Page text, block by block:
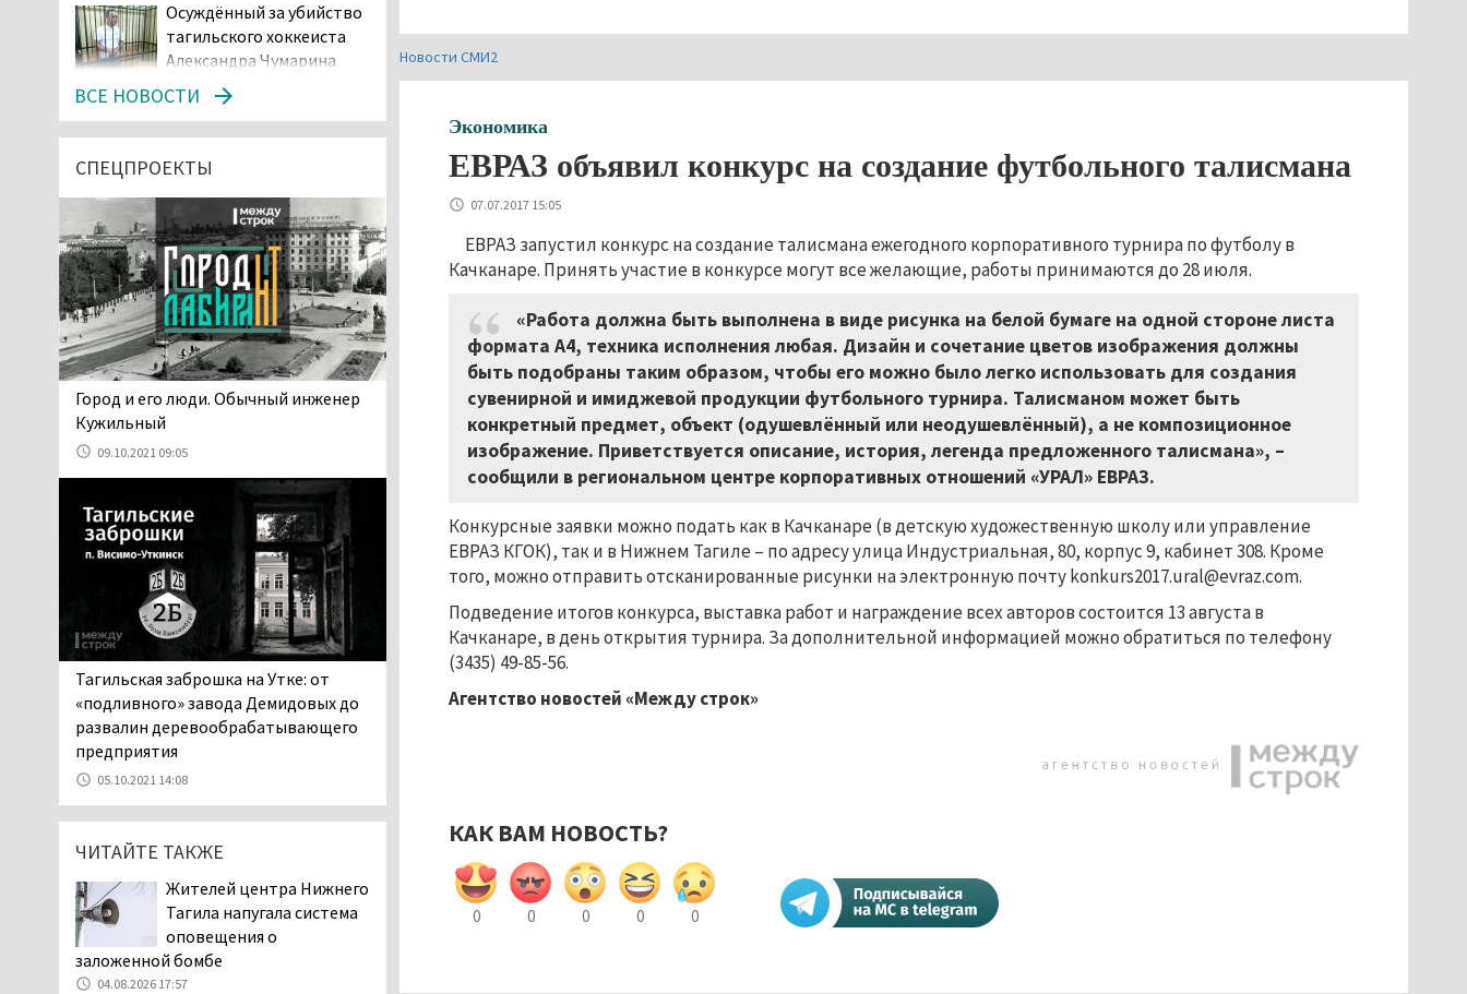
Новости СМИ2
Экономика
ЕВРАЗ объявил конкурс на создание футбольного талисмана
07.07.2017 15:05
ЕВРАЗ запустил конкурс на создание талисмана ежегодного корпоративного турнира по футболу в
Качканаре. Принять участие в конкурсе могут все желающие, работы принимаются до 28 июля.
«Работа должна быть выполнена в виде рисунка на белой бумаге на одной стороне листа
формата А4, техника исполнения любая. Дизайн и сочетание цветов изображения должны
быть подобраны таким образом, чтобы его можно было легко использовать для создания
сувенирной и имиджевой продукции футбольного турнира. Талисманом может быть
конкретный предмет, объект (одушевлённый или неодушевлённый), а не композиционное
изображение. Приветствуется описание, история, легенда предложенного талисмана», –
сообщили в региональном центре корпоративных отношений «УРАЛ» ЕВРАЗ.
Конкурсные заявки можно подать как в Качканаре (в детскую художественную школу или управление
ЕВРАЗ КГОК), так и в Нижнем Тагиле – по адресу улица Индустриальная, 80, корпус 9, кабинет 308. Кроме
того, можно отправить отсканированные рисунки на электронную почту konkurs2017.ural@evraz.com.
Подведение итогов конкурса, выставка работ и награждение всех авторов состоится 13 августа в
Качканаре, в день открытия турнира. За дополнительной информацией можно обратиться по телефону
(3435) 49-85-56.
Агентство новостей «Между строк»
КАК ВАМ НОВОСТЬ?
0 0 0 0 0
Осуждённый за убийство
тагильского хоккеиста
Александра Чумарина
Самат Хазипов в очередной раз
попал на скамью подсудимых
Уральского депутата
назвавшего незамужних
женщин неполноценными людьми, а
неженатых мужчин — инвалидами,
проверит прокуратура (ВИДЕО)
05.08.2026 14:40
На водоёмах
Свердловской области с
начала купального сезона
погиб 21 человек
станет мировой
столицей
короткометражного кино
05.08.2026 13:20
Мэрия раскрыла имя
главной звезды Дня
города в Нижнем Тагиле
В Нижнем Тагиле
разыскивают 45-летнего
Виталия Говорухина
Во втором квартале
текущего года
мошенники украли у
рублей
05.08.2026 10:58
Жителей центра Нижнего
Тагила напугала система
ВСЕ НОВОСТИ
СПЕЦПРОЕКТЫ
​​​​​​​Город и его люди. Обычный инженер
Кужильный
09.10.2021 09:05
Тагильская заброшка на Утке: от
«подливного» завода Демидовых до
развалин деревообрабатывающего
предприятия
05.10.2021 14:08
ЧИТАЙТЕ ТАКЖЕ
Жителей центра Нижнего
Тагила напугала система
оповещения о
заложенной бомбе
04.08.2026 17:57